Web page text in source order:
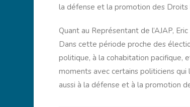
la défense et la promotion des Droits
Quant au Représentant de l’AJAP,
Dans cette période proche des
politique, à la cohabitation pacifique,
moments avec certains politiciens
aussi à la défense et à la promotion